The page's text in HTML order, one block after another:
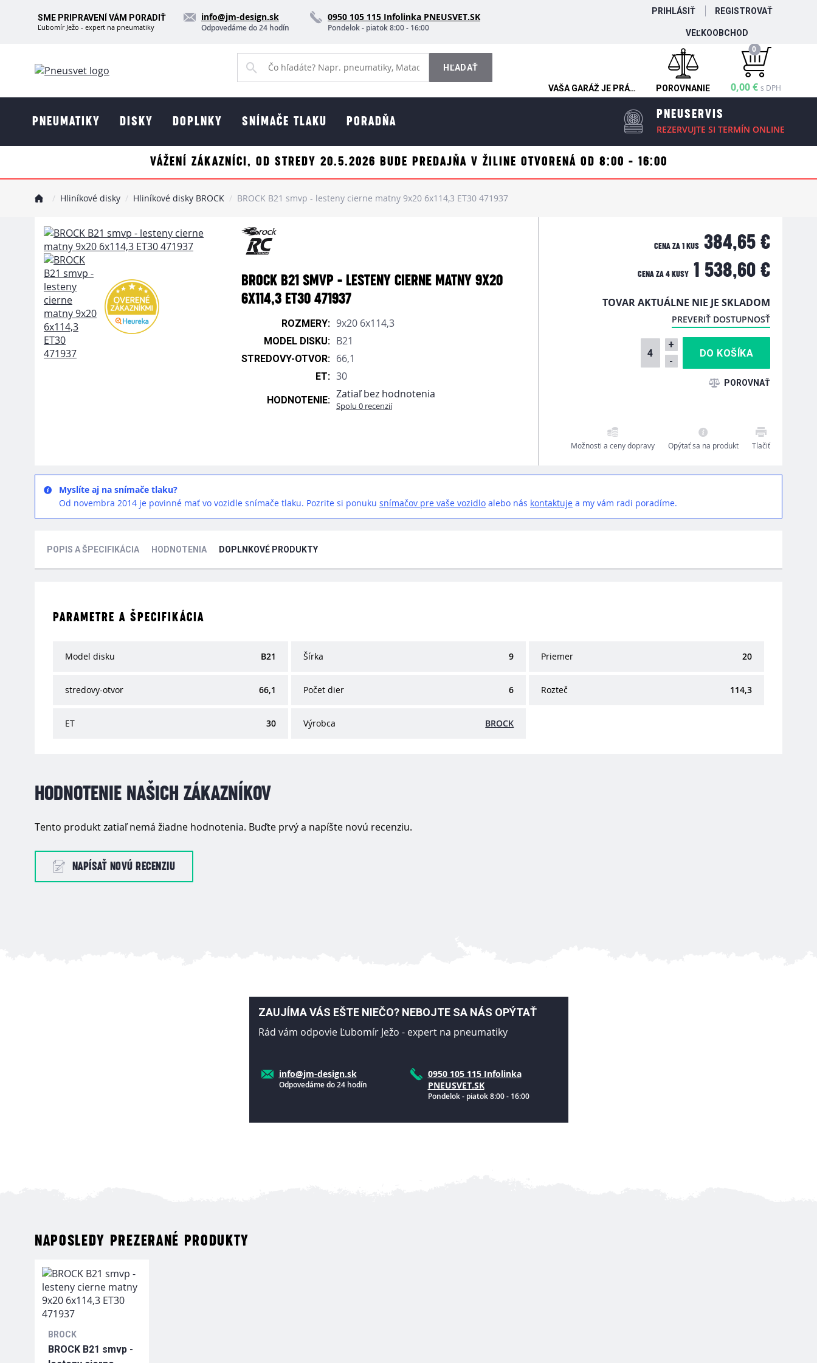
SME PRIPRAVENÍ VÁM PORADIŤ
Ľubomír Ježo - expert na pneumatiky
info@jm-design.sk
Odpovedáme do 24 hodín
0950 105 115 Infolinka PNEUSVET.SK
Pondelok - piatok 8:00 - 16:00
PRIHLÁSIŤ REGISTROVAŤ
VEĽKOOBCHOD
VAŠA GARÁŽ JE PRÁZDNA POROVNANIE
0
0,00 € s DPH
PNEUMATIKY DISKY DOPLNKY SNÍMAČE TLAKU PORADŇA
PNEUSERVIS
REZERVUJTE SI TERMÍN ONLINE
VÁŽENÍ ZÁKAZNÍCI, OD STREDY 20.5.2026 BUDE PREDAJŇA V ŽILINE OTVORENÁ OD 8:00 - 16:00
Hliníkové disky Hliníkové disky BROCK BROCK B21 smvp - lesteny cierne matny 9x20 6x114,3 ET30 471937
BROCK B21 SMVP - LESTENY CIERNE MATNY 9X20
6X114,3 ET30 471937
ROZMERY: 9x20 6x114,3
MODEL DISKU: B21
STREDOVY-OTVOR: 66,1
ET: 30
HODNOTENIE: Zatiaľ bez hodnotenia
Spolu 0 recenzií
CENA ZA 1 KUS 384,65 €
CENA ZA 4 KUSY 1 538,60 €
TOVAR AKTUÁLNE NIE JE SKLADOM
PREVERIŤ DOSTUPNOSŤ
+
-
Možnosti a ceny dopravy Opýtať sa na produkt Tlačiť
Myslíte aj na snímače tlaku?
Od novembra 2014 je povinné mať vo vozidle snímače tlaku. Pozrite si ponuku snímačov pre vaše vozidlo alebo nás kontaktuje a my vám radi poradíme.
POPIS A ŠPECIFIKÁCIA HODNOTENIA DOPLNKOVÉ PRODUKTY
PARAMETRE A ŠPECIFIKÁCIA
Model disku B21 Šírka 9 Priemer 20
stredovy-otvor 66,1 Počet dier 6 Rozteč 114,3
ET 30 Výrobca BROCK
HODNOTENIE NAŠICH ZÁKAZNÍKOV
Tento produkt zatiaľ nemá žiadne hodnotenia. Buďte prvý a napíšte novú recenziu.
NAPÍSAŤ NOVÚ RECENZIU
ZAUJÍMA VÁS EŠTE NIEČO? NEBOJTE SA NÁS OPÝTAŤ
Rád vám odpovie Ľubomír Ježo - expert na pneumatiky
info@jm-design.sk
Odpovedáme do 24 hodín
0950 105 115 Infolinka
PNEUSVET.SK
Pondelok - piatok 8:00 - 16:00
NAPOSLEDY PREZERANÉ PRODUKTY
BROCK
BROCK B21 smvp -